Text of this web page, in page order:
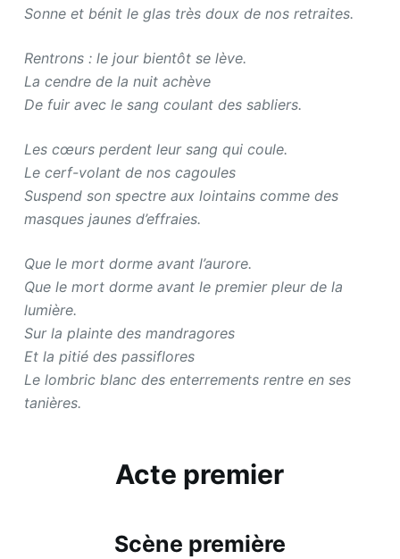
Sonne et bénit le glas très doux de nos retraites.
Rentrons : le jour bientôt se lève.
La cendre de la nuit achève
De fuir avec le sang coulant des sabliers.
Les cœurs perdent leur sang qui coule.
Le cerf-volant de nos cagoules
Suspend son spectre aux lointains comme des
masques jaunes d’effraies.
Que le mort dorme avant l’aurore.
Que le mort dorme avant le premier pleur de la
lumière.
Sur la plainte des mandragores
Et la pitié des passiflores
Le lombric blanc des enterrements rentre en ses
tanières.
Acte premier
Scène première